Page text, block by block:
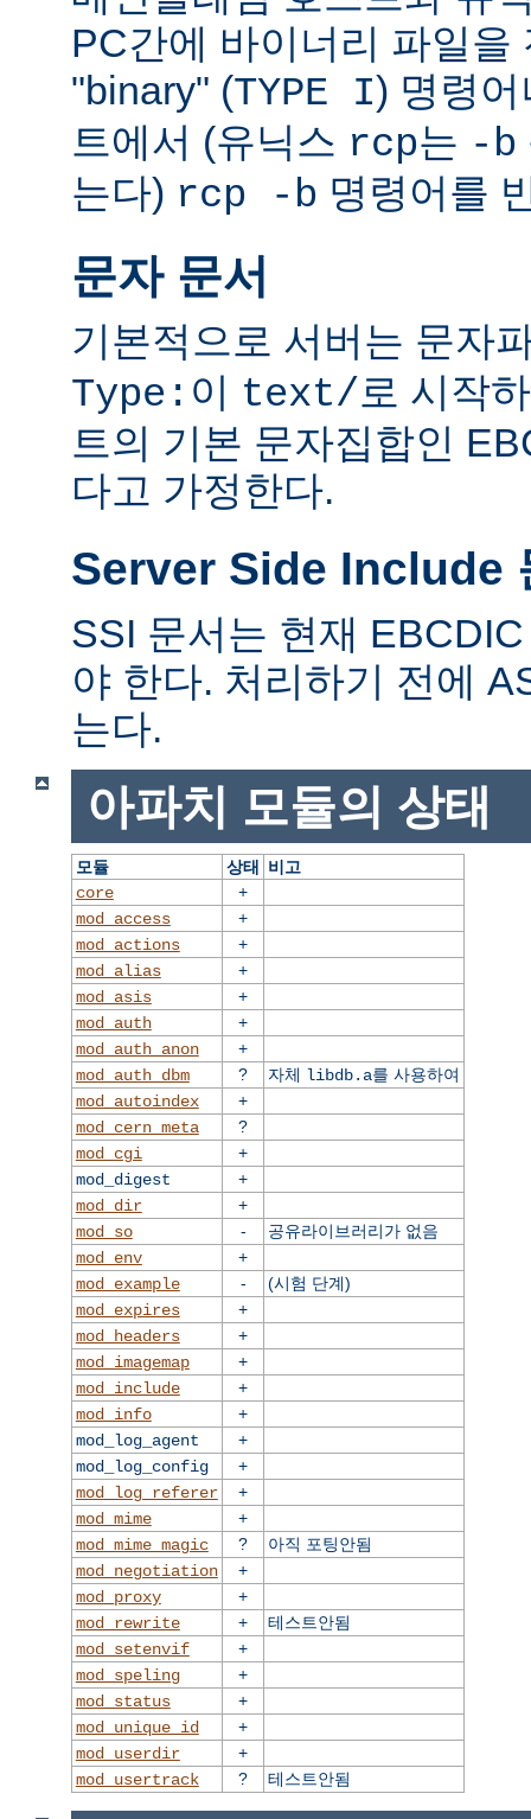
PC간에 바이너리 파일을
"binary" (TYPE I) 명령
트에서 (유닉스 rcp는 -b
는다) rcp -b 명령어를
문자 문서
기본적으로 서버는 문자
Type: 이 text/ 로 시작
트의 기본 문자집합인
다고 가정한다.
Server Side Include
SSI 문서는 현재
야 한다. 처리하기 전에
는다.
아파치 모듈의 상태
모듈 상태
비고
core
+
mod_access
+
mod_actions
+
mod_alias
+
mod_asis
+
mod_auth
+
mod_auth_anon
+
mod_auth_dbm
? 자체 libdb.a를 사용하여
mod_autoindex
+
mod_cern_meta
?
mod_cgi
+
mod_digest
+
mod_dir
+
mod_so
-
공유라이브러리가 없음
mod_env
+
mod_example
-
(시험 단계)
mod_expires
+
mod_headers
+
mod_imagemap
+
mod_include
+
mod_info
+
mod_log_agent
+
mod_log_config
+
mod_log_referer
+
mod_mime
+
mod_mime_magic
?
아직 포팅안됨
mod_negotiation
+
mod_proxy
+
mod_rewrite
+
테스트안됨
mod_setenvif
+
mod_speling
+
mod_status
+
mod_unique_id
+
mod_userdir
+
mod_usertrack
? 테스트안됨